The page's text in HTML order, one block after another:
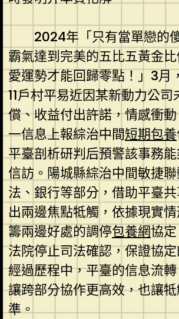
2024年「只有當單戀的
霸氣達到完美的五比五黃金
愛運勢才能回歸零點！」3月
11戶村平易近因某新動力公
償、收益付出許諾，情感衝
一信息上報綜治中間短期包養
平臺剖析研判后預警該事務
信訪。陽城縣綜治中間敏捷
法、銀行等部分，借助平臺
出兩邊焦點牴觸，依據現實
籌兩邊好處的調停包養網協
法院停止司法確認，保證協
經過歷程中，平臺的信息流
讓跨部分協作更高效，也讓
準。